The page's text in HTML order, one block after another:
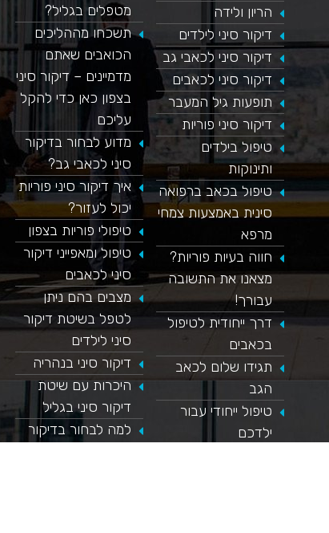
הריון ולידה
דיקור סיני לילדים
דיקור סיני לכאבי גב
דיקור סיני לכאבים
תופעות גיל המעבר
דיקור סיני פוריות
טיפול בילדים
ותינוקות
טיפול בכאב ברפואה
סינית באמצעות צמחי
מרפא
חווה בעיות פוריות?
מצאנו את התשובה
עבורך!
דרך ייחודית לטיפול
בכאבים
תגידו שלום לכאב
הגב
טיפול ייחודי עבור
ילדכם
מטפלים בגליל?
תשכחו מההליכים
הכואבים שאתם
מדמיינים – דיקור סיני
בצפון כאן כדי להקל
עליכם
מדוע לבחור בדיקור
סיני לכאבי גב?
איך דיקור סיני פוריות
יכול לעזור?
טיפולי פוריות בצפון
טיפול ומאפייני דיקור
סיני לכאבים
מצבים בהם ניתן
לטפל בשיטת דיקור
סיני לילדים
דיקור סיני בנהריה
היכרות עם שיטת
דיקור סיני בגליל
למה לבחור בדיקור